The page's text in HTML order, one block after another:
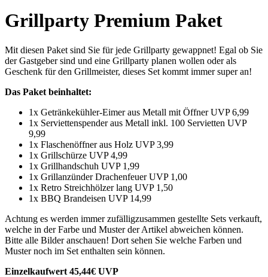
Grillparty Premium Paket
Mit diesen Paket sind Sie für jede Grillparty gewappnet! Egal ob Sie
der Gastgeber sind und eine Grillparty planen wollen oder als
Geschenk für den Grillmeister, dieses Set kommt immer super an!
Das Paket beinhaltet:
1x Getränkekühler-Eimer aus Metall mit Öffner UVP 6,99
1x Serviettenspender aus Metall inkl. 100 Servietten UVP
9,99
1x Flaschenöffner aus Holz UVP 3,99
1x Grillschürze UVP 4,99
1x Grillhandschuh UVP 1,99
1x Grillanzünder Drachenfeuer UVP 1,00
1x Retro Streichhölzer lang UVP 1,50
1x BBQ Brandeisen UVP 14,99
Achtung es werden immer zufälligzusammen gestellte Sets verkauft,
welche in der Farbe und Muster der Artikel abweichen können.
Bitte alle Bilder anschauen! Dort sehen Sie welche Farben und
Muster noch im Set enthalten sein können.
Einzelkaufwert 45,44€ UVP